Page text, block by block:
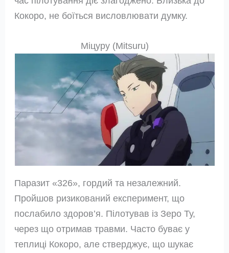
Кокоро, не боїться висловлювати думку.
Міцуру (Mitsuru)
Паразит «326», гордий та незалежний.
Пройшов ризикований експеримент, що
послабило здоров’я. Пілотував із Зеро Ту,
через що отримав травми. Часто буває у
теплиці Кокоро, але стверджує, що шукає